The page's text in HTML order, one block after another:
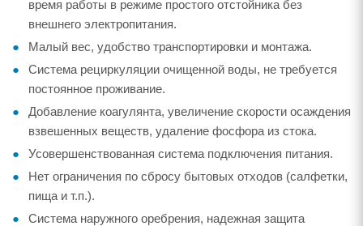
время работы в режиме простого отстойника без
внешнего электропитания.
Малый вес, удобство транспортировки и монтажа.
Система рециркуляции очищенной воды, не требуется
постоянное проживание.
Добавление коагулянта, увеличение скорости осаждения
взвешенных веществ, удаление фосфора из стока.
Усовершенствованная система подключения питания.
Нет ограничения по сбросу бытовых отходов (салфетки,
пища и т.п.).
Система наружного оребрения, надежная защита